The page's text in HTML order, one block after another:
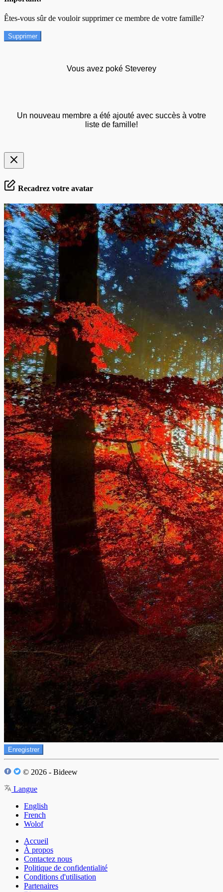
Êtes-vous sûr de vouloir supprimer ce membre de votre famille?
Supprimer
Vous avez poké Steverey
Un nouveau membre a été ajouté avec succès à votre
liste de famille!
Recadrez votre avatar
Enregistrer
© 2026 - Bideew
Langue
English
French
Wolof
Accueil
À propos
Contactez nous
Politique de confidentialité
Conditions d'utilisation
Partenaires